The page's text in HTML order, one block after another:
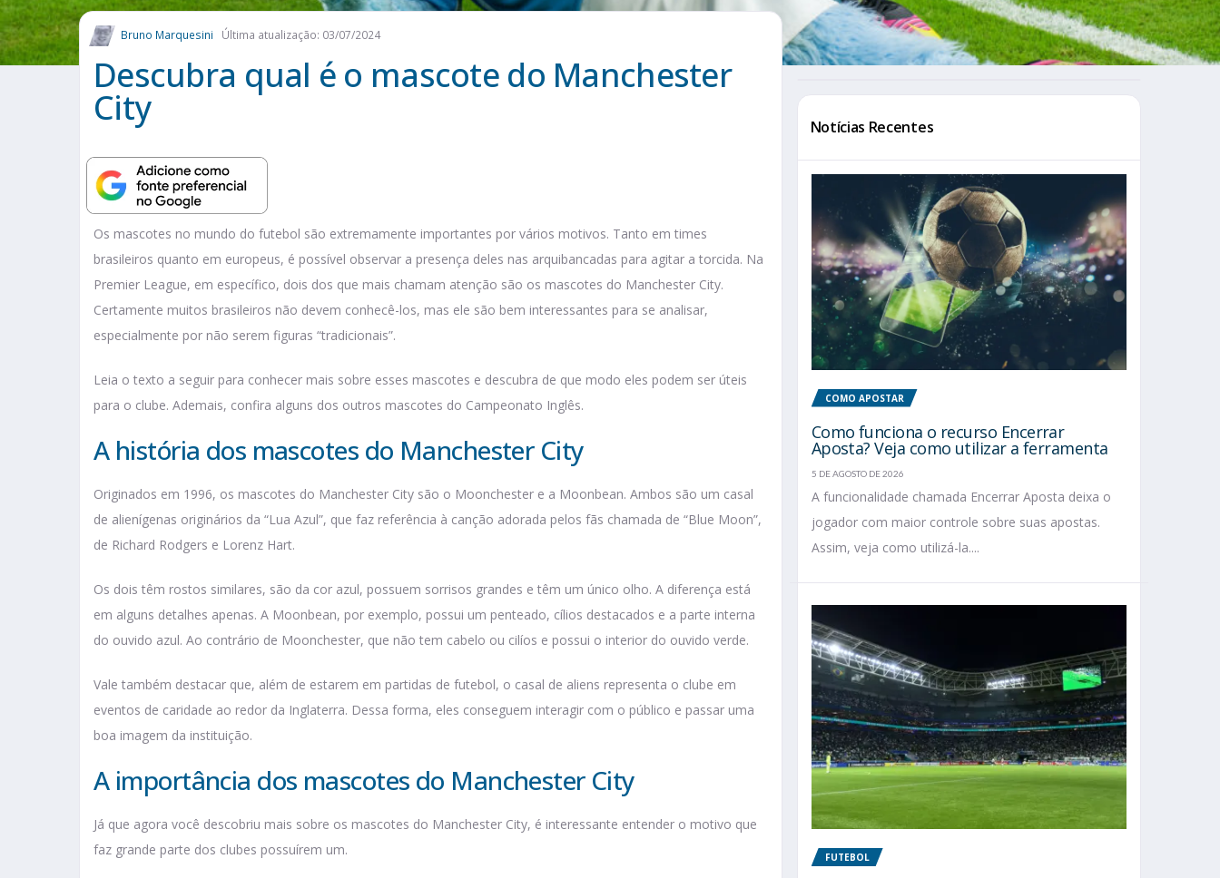
Bruno Marquesini Última atualização: 03/07/2024
Descubra qual é o mascote do Manchester
City
Os mascotes no mundo do futebol são extremamente importantes por vários motivos. Tanto em times
brasileiros quanto em europeus, é possível observar a presença deles nas arquibancadas para agitar a torcida. Na
Premier League, em específico, dois dos que mais chamam atenção são os mascotes do Manchester City.
Certamente muitos brasileiros não devem conhecê-los, mas ele são bem interessantes para se analisar,
especialmente por não serem figuras “tradicionais”.
Leia o texto a seguir para conhecer mais sobre esses mascotes e descubra de que modo eles podem ser úteis
para o clube. Ademais, confira alguns dos outros mascotes do Campeonato Inglês.
A história dos mascotes do Manchester City
Originados em 1996, os mascotes do Manchester City são o Moonchester e a Moonbean. Ambos são um casal
de alienígenas originários da “Lua Azul”, que faz referência à canção adorada pelos fãs chamada de “Blue Moon”,
de Richard Rodgers e Lorenz Hart.
Os dois têm rostos similares, são da cor azul, possuem sorrisos grandes e têm um único olho. A diferença está
em alguns detalhes apenas. A Moonbean, por exemplo, possui um penteado, cílios destacados e a parte interna
do ouvido azul. Ao contrário de Moonchester, que não tem cabelo ou cilíos e possui o interior do ouvido verde.
Vale também destacar que, além de estarem em partidas de futebol, o casal de aliens representa o clube em
eventos de caridade ao redor da Inglaterra. Dessa forma, eles conseguem interagir com o público e passar uma
boa imagem da instituição.
A importância dos mascotes do Manchester City
Já que agora você descobriu mais sobre os mascotes do Manchester City, é interessante entender o motivo que
faz grande parte dos clubes possuírem um.
Notícias Recentes
COMO APOSTAR
Como funciona o recurso Encerrar
Aposta? Veja como utilizar a ferramenta
5 DE AGOSTO DE 2026
A funcionalidade chamada Encerrar Aposta deixa o
jogador com maior controle sobre suas apostas.
Assim, veja como utilizá-la....
FUTEBOL